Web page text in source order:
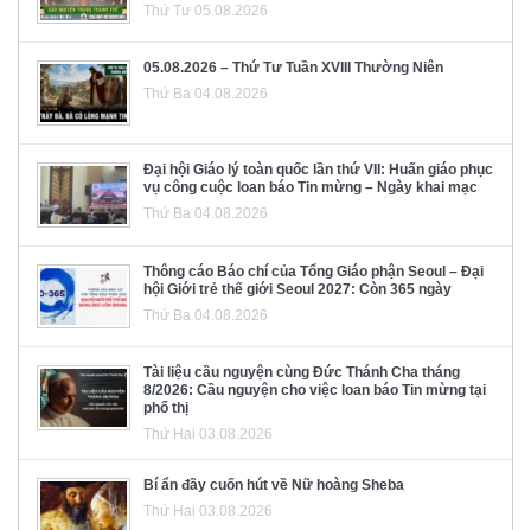
Thứ Tư 05.08.2026
05.08.2026 – Thứ Tư Tuần XVIII Thường Niên
Thứ Ba 04.08.2026
Đại hội Giáo lý toàn quốc lần thứ VII: Huấn giáo phục
vụ công cuộc loan báo Tin mừng – Ngày khai mạc
Thứ Ba 04.08.2026
Thông cáo Báo chí của Tổng Giáo phận Seoul – Đại
hội Giới trẻ thế giới Seoul 2027: Còn 365 ngày
Thứ Ba 04.08.2026
Tài liệu cầu nguyện cùng Đức Thánh Cha tháng
8/2026: Cầu nguyện cho việc loan báo Tin mừng tại
phố thị
Thứ Hai 03.08.2026
Bí ẩn đầy cuốn hút về Nữ hoàng Sheba
Thứ Hai 03.08.2026